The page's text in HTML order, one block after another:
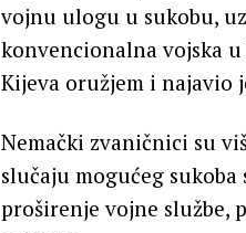
vojnu ulogu u sukobu,
konvencionalna vojska
Kijeva oružjem i najavio
Nemački zvaničnici su
slučaju mogućeg
proširenje vojne službe,